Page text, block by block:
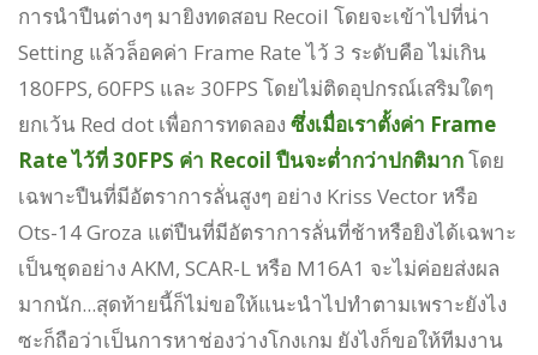
การนำปืนต่างๆ มายิงทดสอบ Recoil โดยจะเข้าไปที่น่า
Setting แล้วล็อคค่า Frame Rate ไว้ 3 ระดับคือ ไม่เกิน
180FPS, 60FPS และ 30FPS โดยไม่ติดอุปกรณ์เสริมใดๆ
ยกเว้น Red dot เพื่อการทดลอง ซึ่งเมื่อเราตั้งค่า Frame
Rate ไว้ที่ 30FPS ค่า Recoil ปืนจะต่ำกว่าปกติมากโดย
เฉพาะปืนที่มีอัตราการลั่นสูงๆ อย่าง Kriss Vector หรือ
Ots-14 Groza แต่ปืนที่มีอัตราการลั่นที่ช้าหรือยิงได้เฉพาะ
เป็นชุดอย่าง AKM, SCAR-L หรือ M16A1 จะไม่ค่อยส่งผล
มากนัก...สุดท้ายนี้ก็ไม่ขอให้แนะนำไปทำตามเพราะยังไง
ซะก็ถือว่าเป็นการหาช่องว่างโกงเกม ยังไงก็ขอให้ทีมงาน